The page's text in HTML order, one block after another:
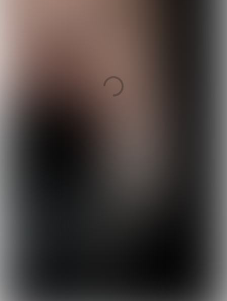
aan tafel